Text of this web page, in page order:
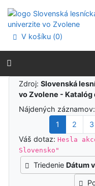
Prejsť na menu
Prehlásenie o
V košíku (0)
Výsledky
Zdroj:Slovenská
vo Zvolene - Katalóg
Nájdených
1
2 3
Váš dotaz:Hesla
Slovensko"
Triedenie Dátum